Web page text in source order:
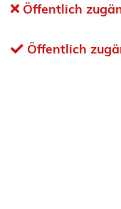
Öffentlich
Öffentlich